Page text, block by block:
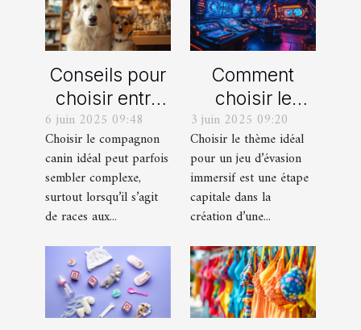
Conseils pour
choisir entre
un berger
blanc suisse
et un berger
américain
miniature
6 juin 2025 09:48
Choisir le compagnon
canin idéal peut parfois
sembler complexe,
surtout lorsqu’il s’agit
de races aux...
Comment
choisir le
thème parfait
pour votre
prochain jeu
d'évasion
immersif
3 juin 2025 09:20
Choisir le thème idéal
pour un jeu d’évasion
immersif est une étape
capitale dans la
création d’une...